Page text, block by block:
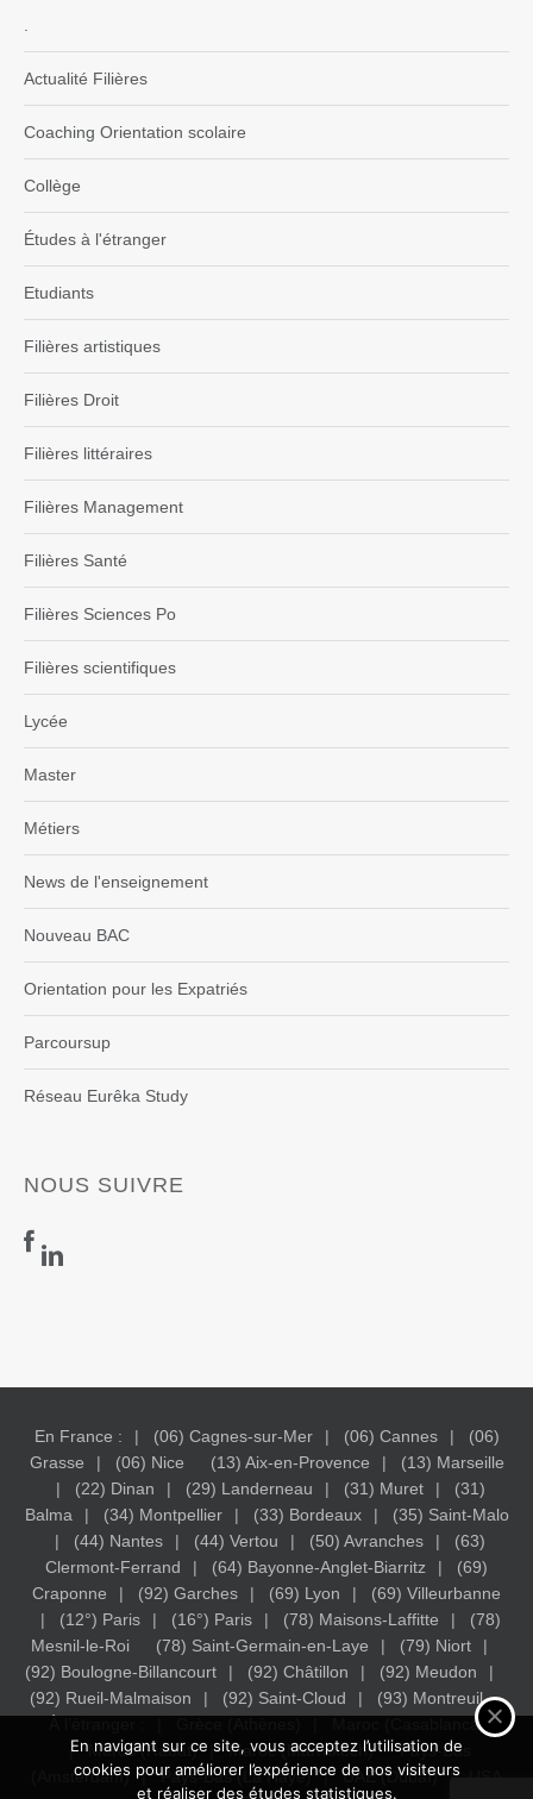
.
Actualité Filières
Coaching Orientation scolaire
Collège
Études à l'étranger
Etudiants
Filières artistiques
Filières Droit
Filières littéraires
Filières Management
Filières Santé
Filières Sciences Po
Filières scientifiques
Lycée
Master
Métiers
News de l'enseignement
Nouveau BAC
Orientation pour les Expatriés
Parcoursup
Réseau Eurêka Study
NOUS SUIVRE
En France : (06) Cagnes-sur-Mer (06) Cannes
(06)
Grasse
(06) Nice (13) Aix-en-Provence
(13) Marseille
(22) Dinan
(29) Landerneau (31) Muret
(31)
Balma
(34) Montpellier (33) Bordeaux
(35) Saint-Malo
(44) Nantes
(44) Vertou (50) Avranches
(63)
Clermont-Ferrand
(64) Bayonne-Anglet-Biarritz
(69)
Craponne
(92) Garches (69) Lyon
(69) Villeurbanne
(12°) Paris
(16°) Paris (78) Maisons-Laffitte
(78)
Mesnil-le-Roi
(78) Saint-Germain-en-Laye
(79) Niort
(92) Boulogne-Billancourt
(92) Châtillon
(92) Meudon
(92) Rueil-Malmaison
(92) Saint-Cloud
(93) Montreuil
Maroc (Casablanca)
Maroc (Rabat)
Maroc (Marrakech)
Pays-Bas
(Amsterdam)
Pays-Bas (La Haye) UAE (Dubaï)
En navigant sur ce site, vous acceptez l’utilisation de
cookies pour améliorer l’expérience de nos visiteurs
et réaliser des études statistiques.